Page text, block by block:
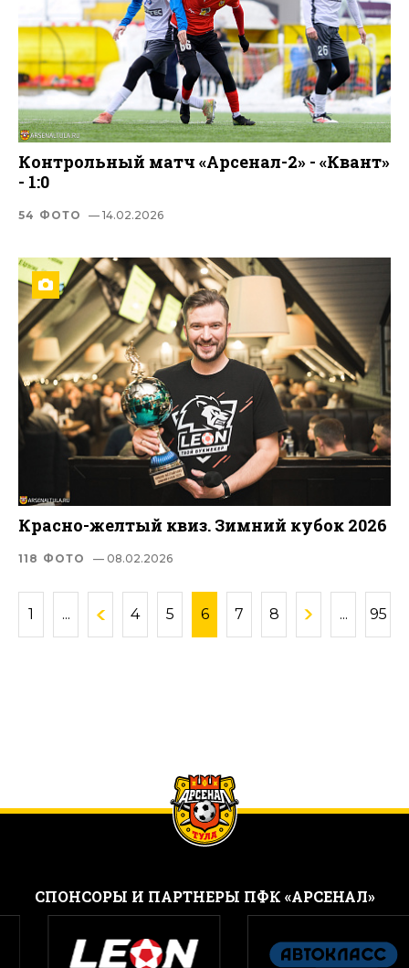
Контрольный матч «Арсенал-2» - «Квант»
- 1:0
54 ФОТО — 14.02.2026
Красно-желтый квиз. Зимний кубок 2026
118 ФОТО — 08.02.2026
1 ... 4 5 6 7 8 ... 95
CПОНСОРЫ И ПАРТНЕРЫ ПФК «АРСЕНАЛ»